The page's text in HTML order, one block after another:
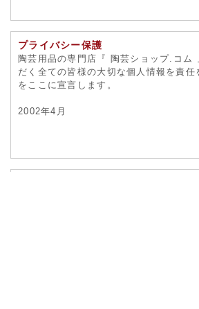
プライバシー保護
陶芸用品の専門店『 陶芸ショップ.コム
だく全ての皆様の大切な個人情報を責任
をここに宣言します。
2002年4月